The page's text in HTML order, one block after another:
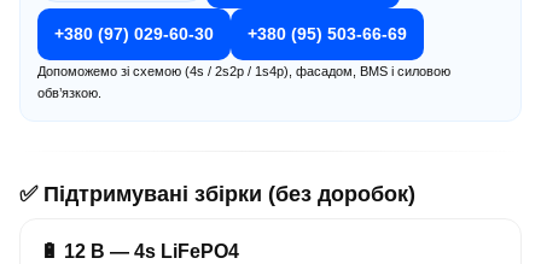
+380 (97) 029-60-30 +380 (95) 503-66-69
Допоможемо зі схемою (4s / 2s2p / 1s4p), фасадом, BMS і силовою
обв’язкою.
✅ Підтримувані збірки (без доробок)
🔋 12 В — 4s LiFePO4